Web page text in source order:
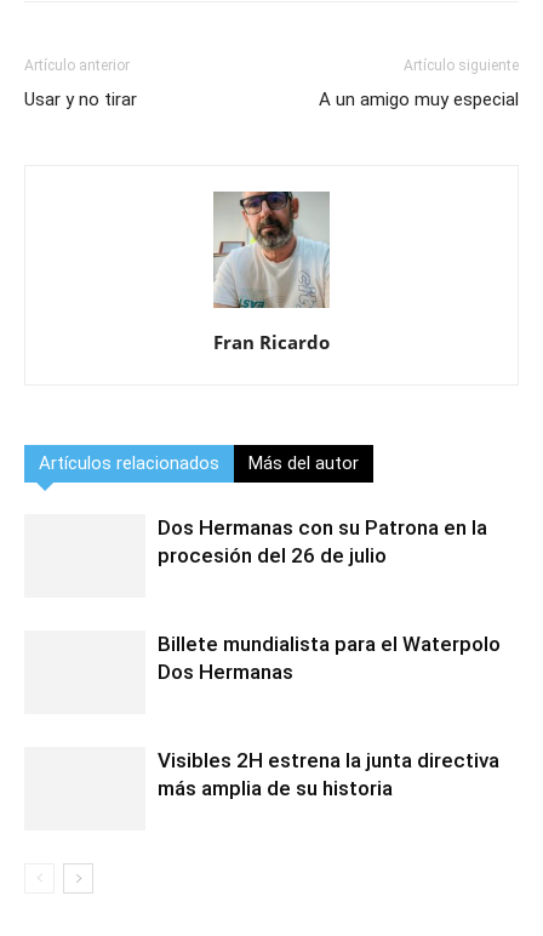
Artículo anterior
Usar y no tirar
Artículo siguiente
A un amigo muy especial
Fran Ricardo
Artículos relacionados Más del autor
Dos Hermanas con su Patrona en la
procesión del 26 de julio
Billete mundialista para el Waterpolo
Dos Hermanas
Visibles 2H estrena la junta directiva
más amplia de su historia